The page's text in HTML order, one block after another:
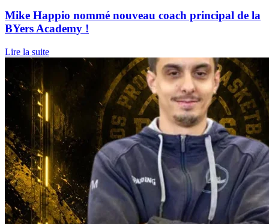
Mike Happio nommé nouveau coach principal de la
BYers Academy !
Lire la suite